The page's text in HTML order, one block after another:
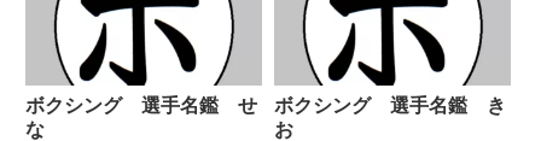
ボクシング 選手名鑑 せ
な
ボクシング 選手名鑑 き
お